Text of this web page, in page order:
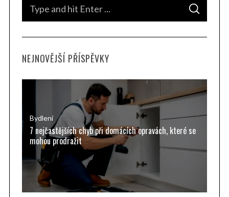
c
S
A
C
NEJNOVĚJŠÍ PŘÍSPĚVKY
Bydlení
7 nejčastějších chyb při domácích opravách, které se
mohou prodražit